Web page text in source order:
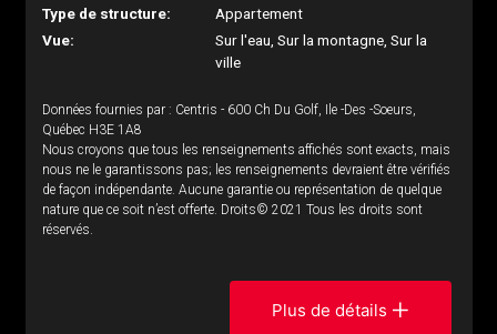
Type de structure:
Appartement
Vue:
Sur l'eau, Sur la montagne, Sur la
ville
Données fournies par : Centris - 600 Ch Du Golf, Ile -Des -Soeurs,
Québec H3E 1A8
Nous croyons que tous les renseignements affichés sont exacts, mais
nous ne le garantissons pas; les renseignements devraient être vérifiés
de façon indépendante. Aucune garantie ou représentation de quelque
nature que ce soit n’est offerte. Droits© 2021 Tous les droits sont
réservés.
Plus de détails